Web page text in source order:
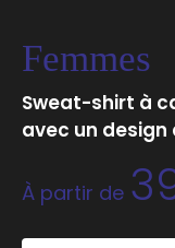
Femmes
Sweat-shirt à
avec un design
À partir de